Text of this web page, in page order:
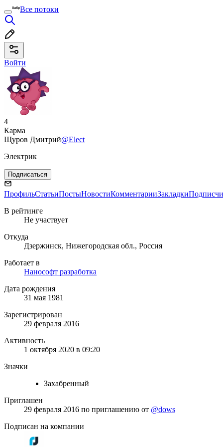
Все потоки
Войти
4
Карма
Щуров Дмитрий@Elect
Электрик
Подписаться
ПрофильСтатьиПостыНовостиКомментарииЗакладки
В рейтинге
Не участвует
Откуда
Дзержинск, Нижегородская обл., Россия
Работает в
Нанософт разработка
Дата рождения
31 мая 1981
Зарегистрирован
29 февраля 2016
Активность
1 октября 2020 в 09:20
Значки
Захабренный
Приглашен
29 февраля 2016 по приглашению от @dows
Подписан на компании